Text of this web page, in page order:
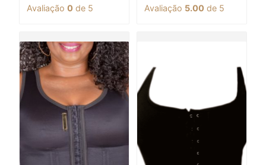
Avaliação 0 de 5 Avaliação 5.00 de 5